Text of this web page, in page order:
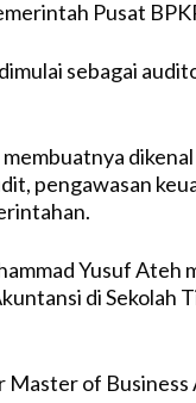
Pusat
sebagai
pengawasan
Yusuf Ateh
di Sekolah
Master of